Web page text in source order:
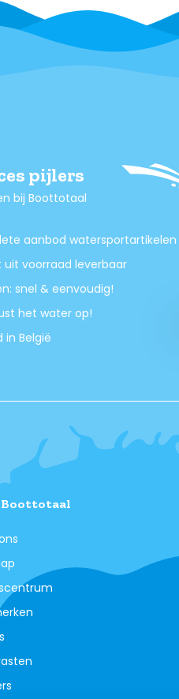
pijlers
bij Boottotaal
aanbod watersportartikelen
uit voorraad leverbaar
snel & eenvoudig!
het water op!
in België
Boottotaal